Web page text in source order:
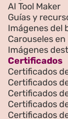
AI Tool Maker
Guías y
Imágenes del
Carouseles
Imágenes
Certificados
Certificados
Certificados
Certificados
Certificados
Certificados